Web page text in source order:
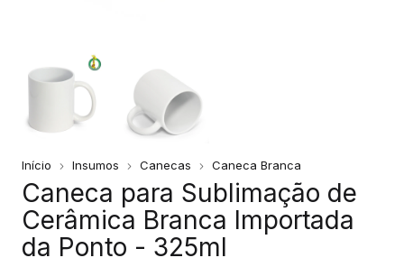
Início Insumos Canecas Caneca Branca
Caneca para Sublimação de
Cerâmica Branca Importada
da Ponto - 325ml